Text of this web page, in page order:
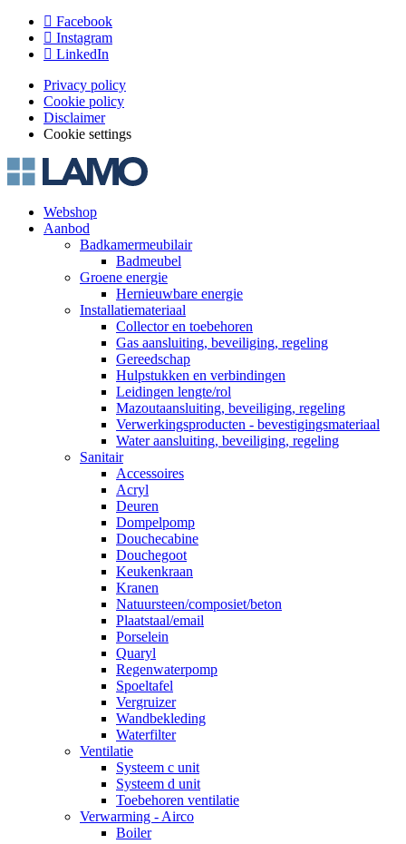
Facebook
Instagram
LinkedIn
Footer
menu
Privacy policy
Cookie policy
Disclaimer
Cookie settings
Main
navigation
canvas)
Webshop
Aanbod
Badkamermeubilair
Badmeubel
Groene energie
Hernieuwbare energie
Installatiemateriaal
Collector en toebehoren
Gas aansluiting, beveiliging, regeling
Gereedschap
Hulpstukken en verbindingen
Leidingen lengte/rol
Mazoutaansluiting, beveiliging, regeling
Verwerkingsproducten - bevestigingsmateriaal
Water aansluiting, beveiliging, regeling
Sanitair
Accessoires
Acryl
Deuren
Dompelpomp
Douchecabine
Douchegoot
Keukenkraan
Kranen
Natuursteen/composiet/beton
Plaatstaal/email
Porselein
Quaryl
Regenwaterpomp
Spoeltafel
Vergruizer
Wandbekleding
Waterfilter
Ventilatie
Systeem c unit
Systeem d unit
Toebehoren ventilatie
Verwarming - Airco
Boiler